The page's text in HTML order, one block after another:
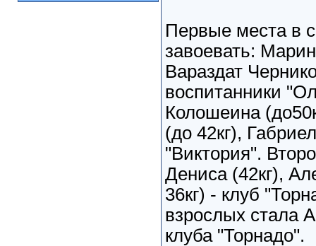
Первые места в
завоевать:
Вараздат
воспитанники
Колошеина
(до 42кг),
"Виктория".
Дениса (42кг),
36кг) - клуб
взрослых стала
клуба "Торнадо".